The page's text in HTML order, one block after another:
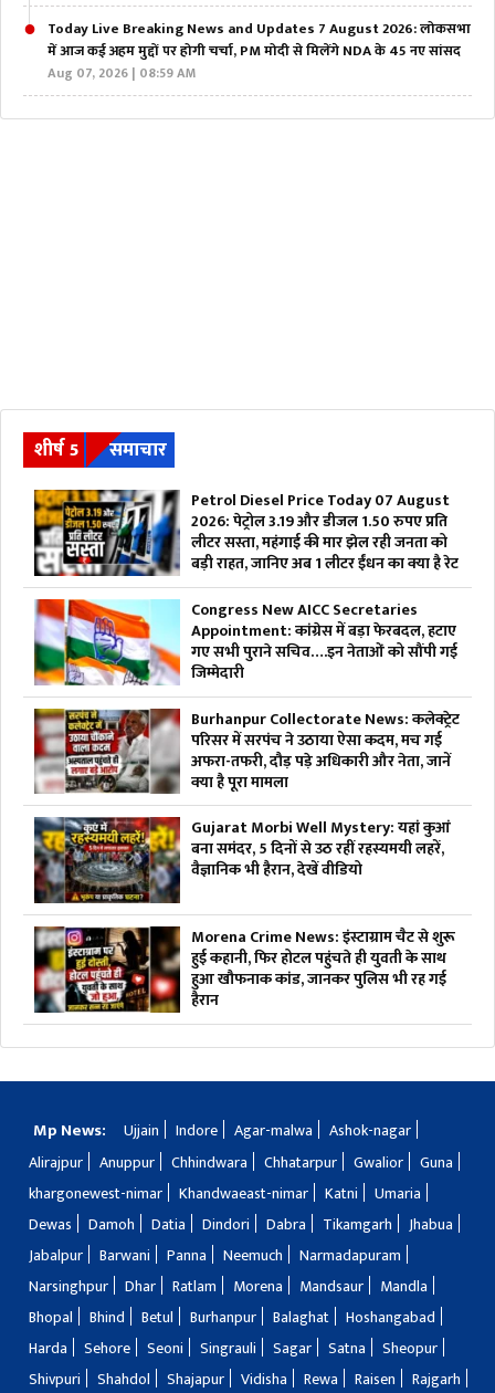
Today Live Breaking News and Updates 7 August 2026: लोकसभा
में आज कई अहम मुद्दों पर होगी चर्चा, PM मोदी से मिलेंगे NDA के 45 नए सांसद
Aug 07, 2026 | 08:59 AM
शीर्ष 5 समाचार
Petrol Diesel Price Today 07 August
2026: पेट्रोल 3.19 और डीजल 1.50 रुपए प्रति
लीटर सस्ता, महंगाई की मार झेल रही जनता को
बड़ी राहत, जानिए अब 1 लीटर ईंधन का क्या है रेट
Congress New AICC Secretaries
Appointment: कांग्रेस में बड़ा फेरबदल, हटाए
गए सभी पुराने सचिव….इन नेताओं को सौंपी गई
जिम्मेदारी
Burhanpur Collectorate News: कलेक्ट्रेट
परिसर में सरपंच ने उठाया ऐसा कदम, मच गई
अफरा-तफरी, दौड़ पड़े अधिकारी और नेता, जानें
क्या है पूरा मामला
Gujarat Morbi Well Mystery: यहां कुआं
बना समंदर, 5 दिनों से उठ रहीं रहस्यमयी लहरें,
वैज्ञानिक भी हैरान, देखें वीडियो
Morena Crime News: इंस्टाग्राम चैट से शुरू
हुई कहानी, फिर होटल पहुंचते ही युवती के साथ
हुआ खौफनाक कांड, जानकर पुलिस भी रह गई
हैरान
Mp News: Ujjain Indore Agar-malwa
Ashok-nagar
Alirajpur
Anuppur Chhindwara Chhatarpur Gwalior
Guna
khargonewest-nimar
Khandwaeast-nimar Katni
Umaria
Dewas
Damoh Datia Dindori Dabra Tikamgarh
Jhabua
Jabalpur
Barwani Panna Neemuch
Narmadapuram
Narsinghpur
Dhar Ratlam Morena Mandsaur
Mandla
Bhopal
Bhind Betul Burhanpur Balaghat
Hoshangabad
Harda
Sehore Seoni Singrauli Sagar Satna
Sheopur
Shivpuri
Shahdol Shajapur Vidisha Rewa Raisen
Rajgarh